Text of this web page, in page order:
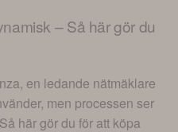
– Så här gör du
en ledande nätmäklare
men processen ser
här gör du för att köpa